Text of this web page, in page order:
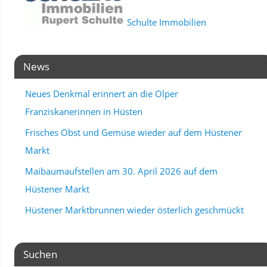
Schulte Immobilien
News
Neues Denkmal erinnert an die Olper
Franziskanerinnen in Hüsten
Frisches Obst und Gemüse wieder auf dem Hüstener
Markt
Maibaumaufstellen am 30. April 2026 auf dem
Hüstener Markt
Hüstener Marktbrunnen wieder österlich geschmückt
Suchen